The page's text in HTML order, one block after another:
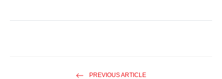
PREVIOUS ARTICLE